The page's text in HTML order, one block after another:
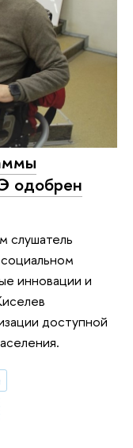
одобрен
слушатель
инновации и
доступной